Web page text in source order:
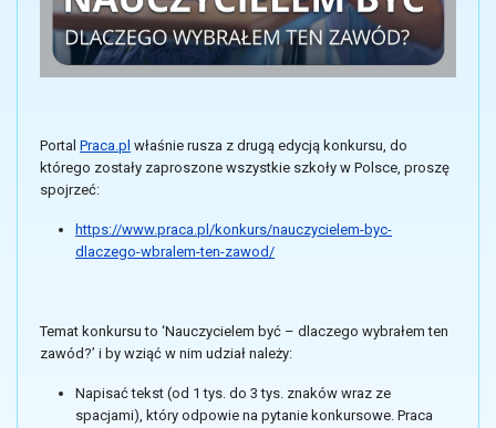
Portal Praca.pl właśnie rusza z drugą edycją konkursu, do
którego zostały zaproszone wszystkie szkoły w Polsce, proszę
spojrzeć:
https://www.praca.pl/konkurs/nauczycielem-byc-
dlaczego-wbralem-ten-zawod/
Temat konkursu to ‘Nauczycielem być – dlaczego wybrałem ten
zawód?’ i by wziąć w nim udział należy:
Napisać tekst (od 1 tys. do 3 tys. znaków wraz ze
spacjami), który odpowie na pytanie konkursowe. Praca